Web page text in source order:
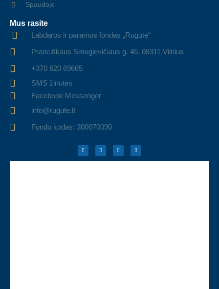
Spaudoje
Mus rasite
Labdaros ir paramos fondas „Rugutė“
Pranciškaus Smuglevičiaus g. 45, 08311 Vilnius
+370 620 69665
SMS žinutės
Facebook Messenger
info@rugute.lt
Fondo kodas: 300070090